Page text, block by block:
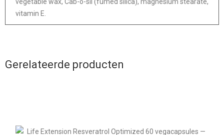
vegetable wax, Cab-o-sil (fumed silica), magnesium stearate,
vitamin E.
Gerelateerde producten